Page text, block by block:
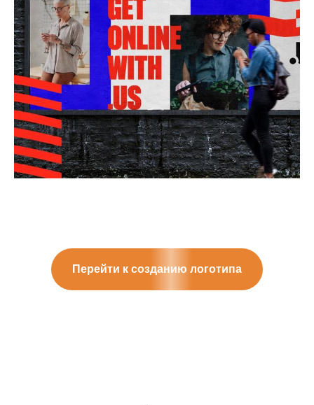
Перейти к созданию логотипа